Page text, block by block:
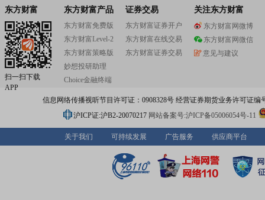
东方财富
扫一扫下载
APP
东方财富产品
东方财富免费版
东方财富Level-2
东方财富策略版
妙想投研助理
Choice金融终端
证券交易
东方财富证券开户
东方财富在线交易
东方财富证券交易
关注东方财富
东方财富网微博
东方财富网微信
意见与建议
信息网络传播视听节目许可证：0908328号 经营证券期货业务许可证编
沪ICP证:沪B2-20070217 网站备案号:沪ICP备05006054号-11
关于我们 可持续发展 广告服务 供应商平台